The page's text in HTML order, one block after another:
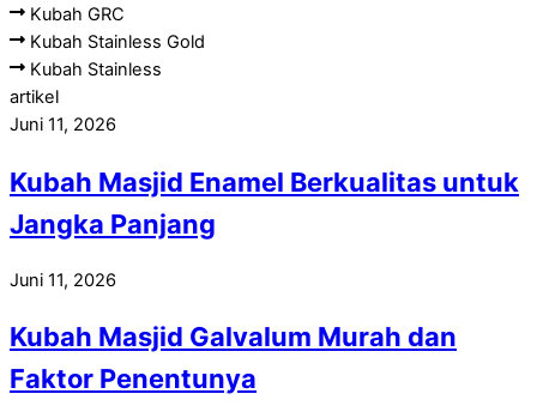
Kubah GRC
Kubah Stainless Gold
Kubah Stainless
artikel
Juni 11, 2026
Kubah Masjid Enamel Berkualitas untuk
Jangka Panjang
Juni 11, 2026
Kubah Masjid Galvalum Murah dan
Faktor Penentunya